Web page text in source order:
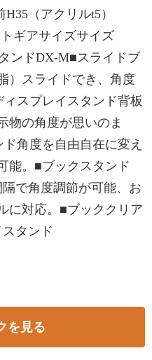
H35（アクリルt5）
ギアサイズサイズ
ンドDX-M■スライドブ
）スライドでき、角度
スプレイスタンド背板
物の角度が思いのま
角度を自由自在に変え
能。■ブックスタンド
で角度調節が可能、お
に対応。■ブッククリア
タンド
を見る